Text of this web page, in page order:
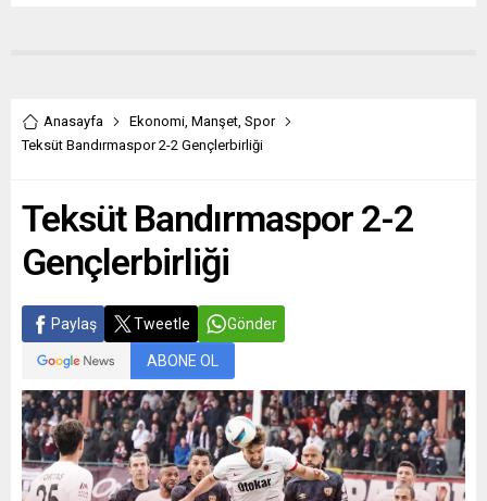
Anasayfa Ekonomi Manşet Spor
Teksüt Bandırmaspor 2-2 Gençlerbirliği
Teksüt Bandırmaspor 2-2
Gençlerbirliği
Paylaş Tweetle Gönder
ABONE OL